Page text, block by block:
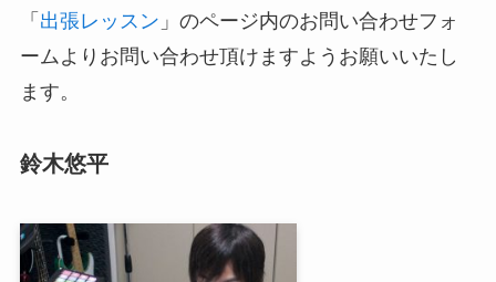
「 出張レッスン 」のページ内のお問い合わせフォ
ームよりお問い合わせ頂けますようお願いいたし
ます。
鈴木悠平